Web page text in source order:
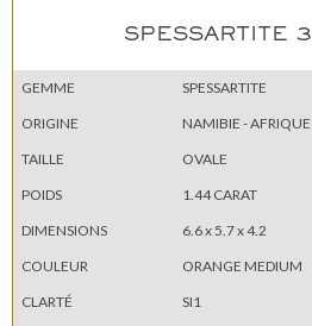
SPESSARTITE 3
GEMME
SPESSARTITE
ORIGINE
NAMIBIE - AFRIQUE
TAILLE
OVALE
POIDS
1.44 CARAT
DIMENSIONS
6.6 x 5.7 x 4.2
COULEUR
ORANGE MEDIUM
CLARTÉ
SI1